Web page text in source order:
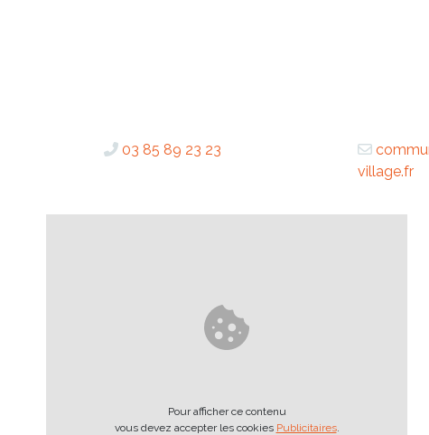
03 85 89 23 23
village.fr
Pour afficher ce contenu
vous devez accepter les cookies Publicitaires.